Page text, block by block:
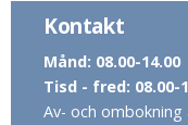
Kontakt
Månd: 08.00-14.00
Tisd - fred: 08.00-
Av- och